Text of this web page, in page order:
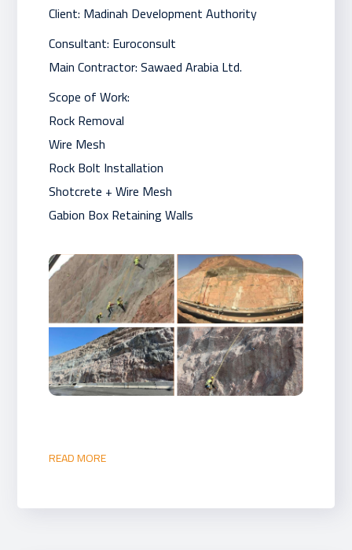
Client: Madinah Development Authority
Consultant: Euroconsult
Main Contractor: Sawaed Arabia Ltd.
Scope of Work:
Rock Removal
Wire Mesh
Rock Bolt Installation
Shotcrete + Wire Mesh
Gabion Box Retaining Walls
READ MORE